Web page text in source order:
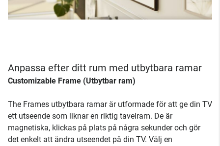
Anpassa efter ditt rum med utbytbara ramar
Customizable Frame (Utbytbar ram)
The Frames utbytbara ramar är utformade för att ge din TV
ett utseende som liknar en riktig tavelram. De är
magnetiska, klickas på plats på några sekunder och gör
det enkelt att ändra utseendet på din TV. Välj en